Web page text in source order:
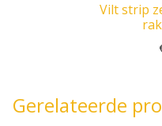
Vilt strip
Gerelateerde